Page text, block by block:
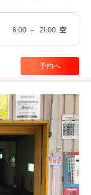
8:00 ～ 21:00 空
予約へ